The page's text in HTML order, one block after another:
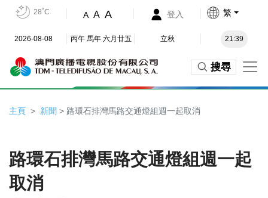
28˚C A A A 登入 繁
2026-08-08 丙午 馬年 六月廿五 立秋 21:39
搜尋
主頁 新聞 > 路環石排灣馬路交通燈組週一起取消
路環石排灣馬路交通燈組週一起
取消